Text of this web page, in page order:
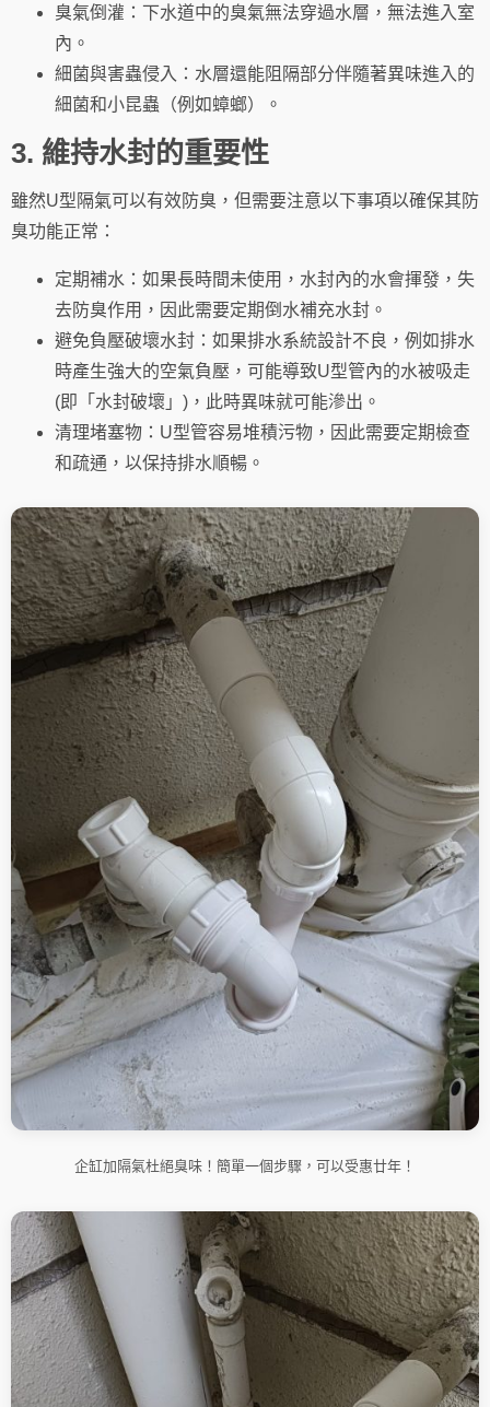
臭氣倒灌：下水道中的臭氣無法穿過水層，無法進入室
內。
細菌與害蟲侵入：水層還能阻隔部分伴隨著異味進入的
細菌和小昆蟲（例如蟑螂）。
3. 維持水封的重要性
雖然U型隔氣可以有效防臭，但需要注意以下事項以確保其防
臭功能正常：
定期補水：如果長時間未使用，水封內的水會揮發，失
去防臭作用，因此需要定期倒水補充水封。
避免負壓破壞水封：如果排水系統設計不良，例如排水
時產生強大的空氣負壓，可能導致U型管內的水被吸走
(即「水封破壞」)，此時異味就可能滲出。
清理堵塞物：U型管容易堆積污物，因此需要定期檢查
和疏通，以保持排水順暢。
企缸加隔氣杜絕臭味！簡單一個步驟，可以受惠廿年！